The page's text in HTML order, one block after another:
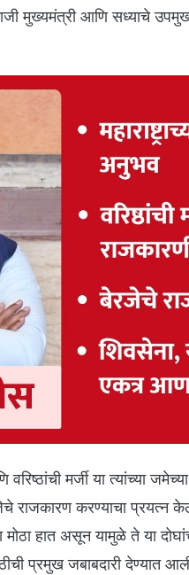
मुख्यमंत्री आणि सध्याचे
वरिष्ठांची मर्जी या त्यांच्या
राजकारण करण्याचा
हात असून यामुळे ते या
प्रमुख जबाबदारी देण्यात